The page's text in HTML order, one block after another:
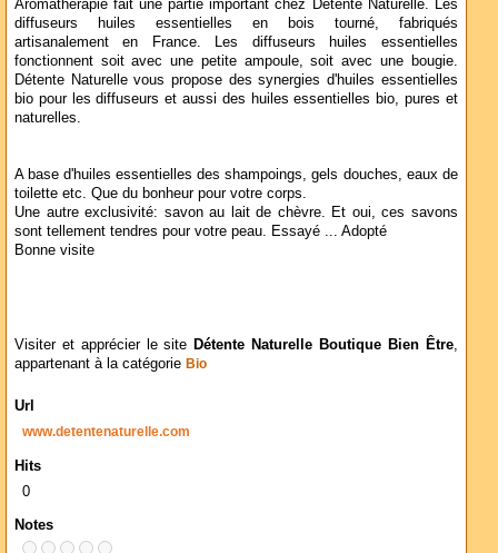
Aromathérapie fait une partie important chez Détente Naturelle. Les
diffuseurs huiles essentielles en bois tourné, fabriqués
artisanalement en France. Les diffuseurs huiles essentielles
fonctionnent soit avec une petite ampoule, soit avec une bougie.
Détente Naturelle vous propose des synergies d'huiles essentielles
bio pour les diffuseurs et aussi des huiles essentielles bio, pures et
naturelles.
A base d'huiles essentielles des shampoings, gels douches, eaux de
toilette etc. Que du bonheur pour votre corps.
Une autre exclusivité: savon au lait de chèvre. Et oui, ces savons
sont tellement tendres pour votre peau. Essayé ... Adopté
Bonne visite
Visiter et apprécier le site Détente Naturelle Boutique Bien Être,
appartenant à la catégorie Bio
Url
www.detentenaturelle.com
Hits
0
Notes